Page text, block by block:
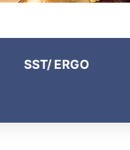
SST/ ERGO